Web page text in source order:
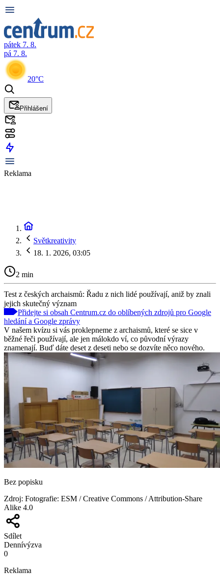
pátek 7. 8.
pá 7. 8.
20°C
Přihlášení
Reklama
Světkreativity
18. 1. 2026, 03:05
2 min
Test z českých archaismů: Řadu z nich lidé používají, aniž by znali
jejich skutečný význam
Přidejte si obsah Centrum.cz do oblíbených zdrojů pro Google
hledání a Google zprávy
V našem kvízu si vás proklepneme z archaismů, které se sice v
běžné řeči používají, ale jen málokdo ví, co původní výrazy
znamenají. Buď dáte deset z deseti nebo se dozvíte něco nového.
Bez popisku
Zdroj: Fotografie: ESM / Creative Commons / Attribution-Share
Alike 4.0
Sdílet
Dennívýzva
0
Reklama